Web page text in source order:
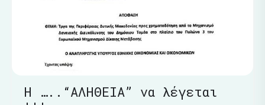
Η …..“ΑΛΗΘΕΙΑ” να λέγεται